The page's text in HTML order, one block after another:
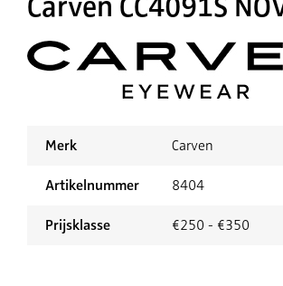
Merk Carven
Artikelnummer 8404
Prijsklasse €250 - €350